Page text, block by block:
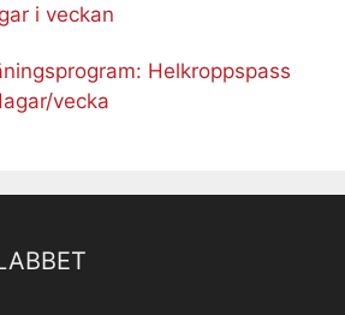
i veckan
Helkroppspass
vecka